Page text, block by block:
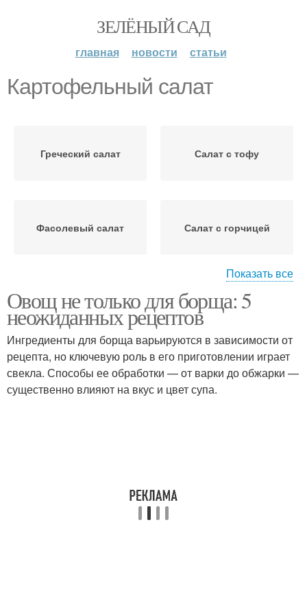
ЗЕЛЁНЫЙ САД
главная новости статьи
Картофельный салат
Греческий салат Салат с тофу
Фасолевый салат Салат с горчицей
Салат из свеклы и Овощной салат
Салат с пекинской
капустой
Вегетарианский салат
Показать все
Овощ не только для борща: 5
неожиданных рецептов
Ингредиенты для борща варьируются в зависимости от
рецепта, но ключевую роль в его приготовлении играет
свекла. Способы ее обработки — от варки до обжарки —
существенно влияют на вкус и цвет супа.